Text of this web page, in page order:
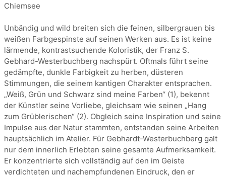
Chiemsee
Unbändig und wild breiten sich die feinen, silbergrauen bis
weißen Farbgespinste auf seinen Werken aus. Es ist keine
lärmende, kontrastsuchende Koloristik, der Franz S.
Gebhard-Westerbuchberg nachspürt. Oftmals führt seine
gedämpfte, dunkle Farbigkeit zu herben, düsteren
Stimmungen, die seinem kantigen Charakter entsprachen.
„Weiß, Grün und Schwarz sind meine Farben“ (1), bekennt
der Künstler seine Vorliebe, gleichsam wie seinen „Hang
zum Grüblerischen“ (2). Obgleich seine Inspiration und seine
Impulse aus der Natur stammten, entstanden seine Arbeiten
hauptsächlich im Atelier. Für Gebhardt-Westerbuchberg galt
nur dem innerlich Erlebten seine gesamte Aufmerksamkeit.
Er konzentrierte sich vollständig auf den im Geiste
verdichteten und nachempfundenen Eindruck, den er